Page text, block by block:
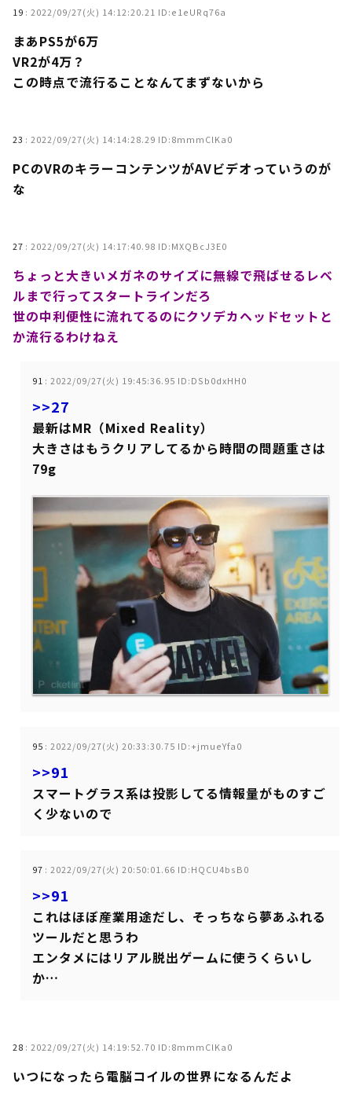
19 : 2022/09/27(火) 14:12:20.21 ID:e1eURq76a
まあPS5が6万
VR2が4万？
この時点で流行ることなんてまずないから
23 : 2022/09/27(火) 14:14:28.29 ID:8mmmClKa0
PCのVRのキラーコンテンツがAVビデオっていうのが
な
27 : 2022/09/27(火) 14:17:40.98 ID:MXQBcJ3E0
ちょっと大きいメガネのサイズに無線で飛ばせるレベ
ルまで行ってスタートラインだろ
世の中利便性に流れてるのにクソデカヘッドセットと
か流行るわけねえ
91 : 2022/09/27(火) 19:45:36.95 ID:DSb0dxHH0
>>27
最新はMR（Mixed Reality）
大きさはもうクリアしてるから時間の問題重さは
79g
95 : 2022/09/27(火) 20:33:30.75 ID:+jmueYfa0
>>91
スマートグラス系は投影してる情報量がものすご
く少ないので
97 : 2022/09/27(火) 20:50:01.66 ID:HQCU4bsB0
>>91
これはほぼ産業用途だし、そっちなら夢あふれる
ツールだと思うわ
エンタメにはリアル脱出ゲームに使うくらいし
か…
28 : 2022/09/27(火) 14:19:52.70 ID:8mmmClKa0
いつになったら電脳コイルの世界になるんだよ